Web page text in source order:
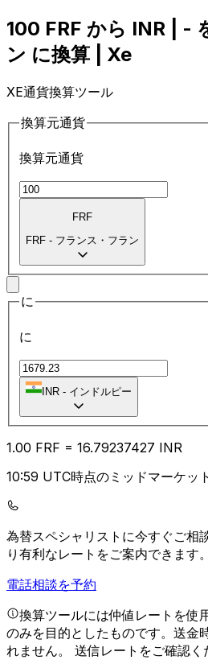
100 FRF から INR | -
ン に換算 | Xe
XE通貨換算ツール
換算元通貨
換算元通貨
FRF
FRF - フランス・フラン
に
に
INR - インドルピー
1.00 FRF = 16.79237427 INR
10:59 UTC時点のミッドマーケッ
為替スペシャリストに今すぐご相
り有利なレートをご案内できます。
電話相談を予約
換算ツールには仲値レートを使
のみを目的としたものです。送金
れません。 送信レートをご確認く